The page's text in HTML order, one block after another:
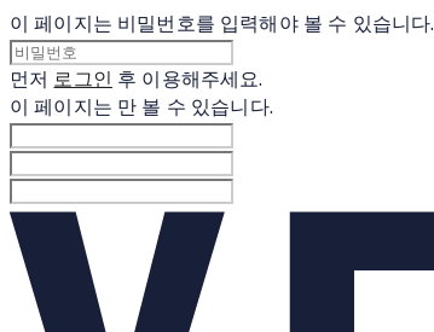
이 페이지는 비밀번호를 입력해야 볼 수 있습니다.
먼저 로그인 후 이용해주세요.
이 페이지는 만 볼 수 있습니다.